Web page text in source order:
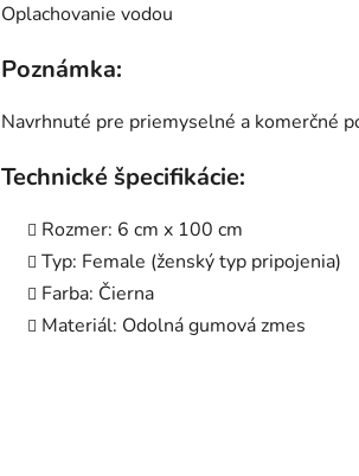
Oplachovanie vodou
Poznámka:
Navrhnuté pre priemyselné a komerčné
Technické špecifikácie:
Rozmer: 6 cm x 100 cm
Typ: Female (ženský typ pripojenia)
Farba: Čierna
Materiál: Odolná gumová zmes